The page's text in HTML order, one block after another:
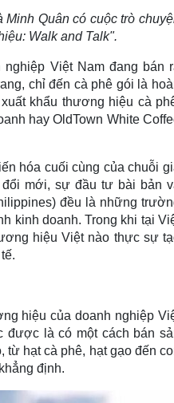
Quân có cuộc trò
Walk and Talk".
Việt Nam đang bán
chỉ đến cà phê gói là
khẩu thương hiệu cà
hay OldTown White
hóa cuối cùng của chuỗi
mới, sự đầu tư bài bản
đều là những
kinh doanh. Trong khi tại
hiệu Việt nào thực sự
hiệu của doanh nghiệp
được là có một cách bán
từ hạt cà phê, hạt gạo đến
định.